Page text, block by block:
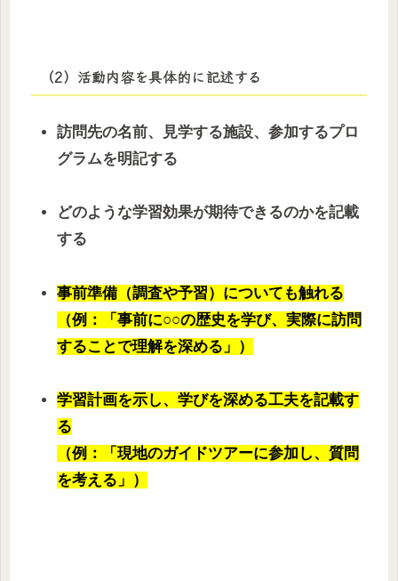
（2）活動内容を具体的に記述する
訪問先の名前、見学する施設、参加するプロ
グラムを明記する
どのような学習効果が期待できるのかを記載
する
事前準備（調査や予習）についても触れる
（例：「事前に○○の歴史を学び、実際に訪問
することで理解を深める」）
学習計画を示し、学びを深める工夫を記載す
る
（例：「現地のガイドツアーに参加し、質問
を考える」）